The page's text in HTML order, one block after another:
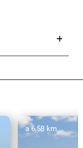
a 6,58 km